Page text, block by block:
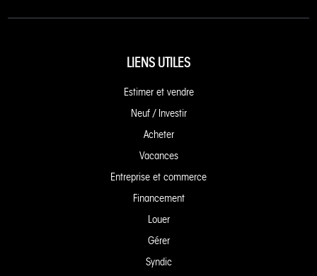
LIENS UTILES
Estimer et vendre
Neuf / Investir
Acheter
Vacances
Entreprise et commerce
Financement
Louer
Gérer
Syndic